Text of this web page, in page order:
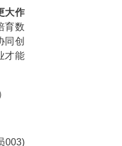
大作
育数
同创
才能
003)